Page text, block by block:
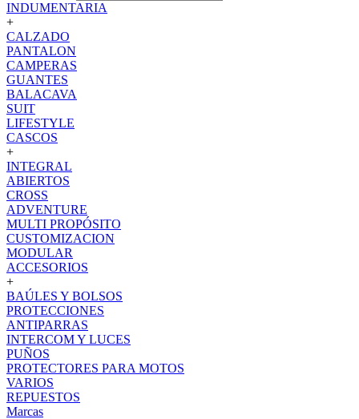
INDUMENTARIA
+
CALZADO
PANTALON
CAMPERAS
GUANTES
BALACAVA
SUIT
LIFESTYLE
CASCOS
+
INTEGRAL
ABIERTOS
CROSS
ADVENTURE
MULTI PROPÓSITO
CUSTOMIZACION
MODULAR
ACCESORIOS
+
BAÚLES Y BOLSOS
PROTECCIONES
ANTIPARRAS
INTERCOM Y LUCES
PUÑOS
PROTECTORES PARA MOTOS
VARIOS
REPUESTOS
Marcas